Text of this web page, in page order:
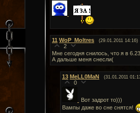
11 WoP_Moltres (29.01.2011 14:16)
2
Мне сегодня снилось, что я в
А дальше меня снесли(
13 MeLL0MaN (31.01.2011
0
Вот задрот то)))
Вампы даже во сне снятся!